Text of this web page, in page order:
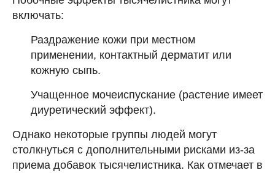
включать:
Раздражение кожи при местном
применении, контактный дерматит или
кожную сыпь.
Учащенное мочеиспускание (растение имеет
диуретический эффект).
Однако некоторые группы людей могут
столкнуться с дополнительными рисками из-за
приема добавок тысячелистника. Как отмечает в